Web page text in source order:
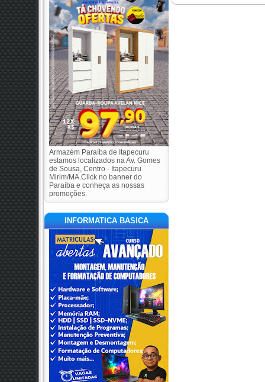
Armazém Paraíba de Itapecuru
estamos localizados na Av. Gomes
de Sousa, Centro - Itapecuru
Mirim/MA.Click no banner do
Paraíba e conheça as nossas
promoções.
INFORMATICA BASICA